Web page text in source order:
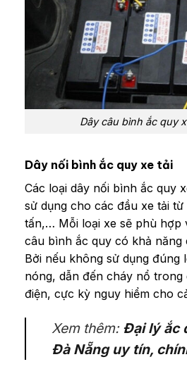
Dây câu bình ắc quy
Dây nối bình ắc quy xe tải
Các loại dây nối bình ắc quy
sử dụng cho các đầu xe tải từ
tấn,… Mỗi loại xe sẽ phù hợp
câu bình ắc quy có khả năng
Bởi nếu không sử dụng đúng
nóng, dẫn đến cháy nổ
điện, cực kỳ nguy hiểm cho
Xem thêm: Đại lý ắc
Đà Nẵng uy tín,